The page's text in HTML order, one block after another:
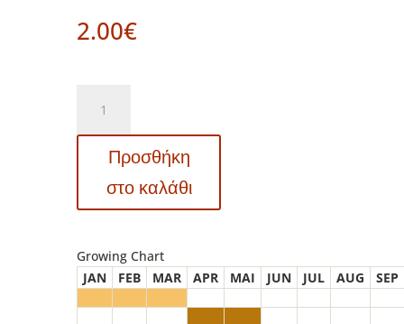
2.00€
-
ΤΟΜΑΤΑΚΙ
BORGHESE
esculentum
ποσότητα
Προσθήκη
στο καλάθι
Growing Chart
JAN
FEB MAR APR MAI JUN JUL AUG SEP